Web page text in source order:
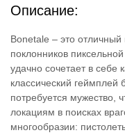
Описание:
Bonetale – это
поклонников
удачно сочетает в себе
классический
потребуется мужество,
локациям в поисках
многообразии: